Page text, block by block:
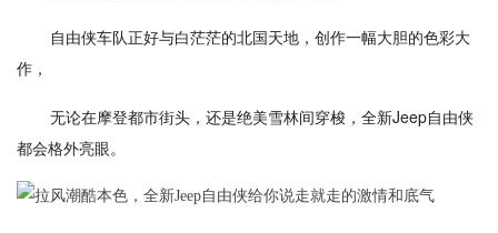
自由侠车队正好与白茫茫的北国天地，创作一幅大胆的色彩大
作，
无论在摩登都市街头，还是绝美雪林间穿梭，全新Jeep自由侠
都会格外亮眼。